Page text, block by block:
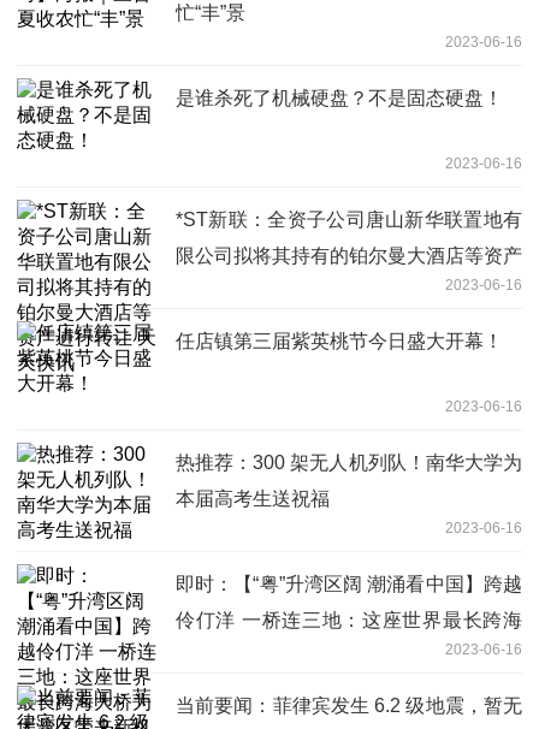
忙“丰”景
2023-06-16
是谁杀死了机械硬盘？不是固态硬盘！
2023-06-16
*ST新联：全资子公司唐山新华联置地有
限公司拟将其持有的铂尔曼大酒店等资产
2023-06-16
任店镇第三届紫英桃节今日盛大开幕！
2023-06-16
热推荐：300 架无人机列队！南华大学为
本届高考生送祝福
2023-06-16
即时：【“粤”升湾区阔 潮涌看中国】跨越
伶仃洋 一桥连三地：这座世界最长跨海
2023-06-16
当前要闻：菲律宾发生 6.2 级地震，暂无